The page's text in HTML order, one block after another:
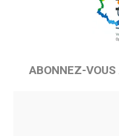
ABONNEZ-